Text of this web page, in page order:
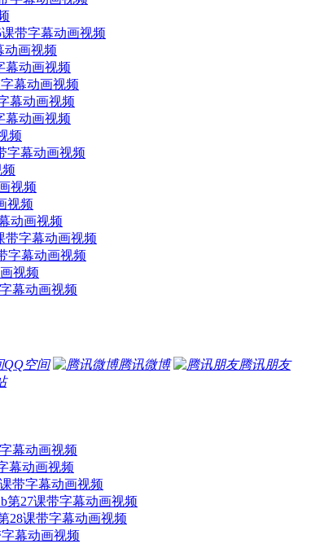
课带字幕动画视频
动画视频
幕动画视频
幕动画视频
幕动画视频
幕动画视频
频
字幕动画视频
视频
视频
动画视频
带字幕动画视频
字幕动画视频
视频
幕动画视频
QQ空间 腾讯微博
腾讯朋友
幕动画视频
幕动画视频
带字幕动画视频
第27课带字幕动画视频
28课带字幕动画视频
幕动画视频